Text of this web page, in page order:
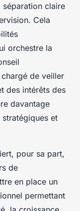
séparation claire
Cela
orchestre la
de veiller
des intérêts des
davantage
stratégiques et
pour sa part,
de
en place un
permettant